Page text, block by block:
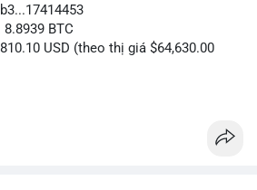
BTC
USD (theo thị giá $64,630.00
trong một giao dịch duy nhất cho